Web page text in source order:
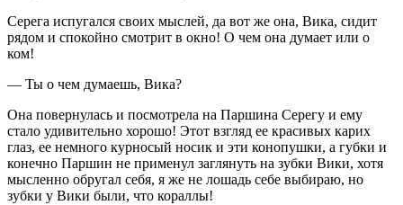
Серега испугался своих мыслей, да вот же она, Вика, сидит
рядом и спокойно смотрит в окно! О чем она думает или о
ком!
— Ты о чем думаешь, Вика?
Она повернулась и посмотрела на Паршина Серегу и ему
стало удивительно хорошо! Этот взгляд ее красивых карих
глаз, ее немного курносый носик и эти конопушки, а губки и
конечно Паршин не применул заглянуть на зубки Вики, хотя
мысленно обругал себя, я же не лошадь себе выбираю, но
зубки у Вики были, что кораллы!